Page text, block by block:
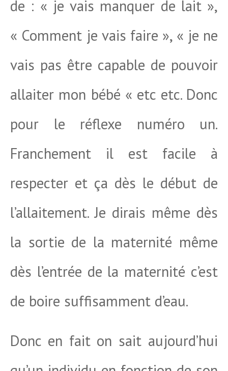
de : « je vais manquer de lait »,
« Comment je vais faire », « je ne
vais pas être capable de pouvoir
allaiter mon bébé « etc etc. Donc
pour le réflexe numéro un.
Franchement il est facile à
respecter et ça dès le début de
l’allaitement. Je dirais même dès
la sortie de la maternité même
dès l’entrée de la maternité c’est
de boire suffisamment d’eau.
Donc en fait on sait aujourd’hui